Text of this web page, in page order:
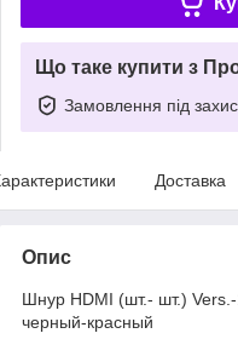
Що таке купити з
Замовлення під
Доставка
Опис
Шнур HDMI (шт.- шт.)
черный-красный